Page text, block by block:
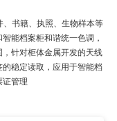
书籍、执照、生物样本等
能档案柜和谐统一色调，
针对柜体金属开发的天线
稳定读取，应用于智能档
证管理